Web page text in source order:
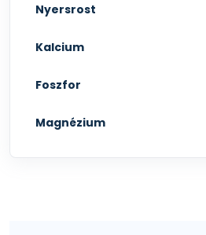
Nyersrost
Kalcium
Foszfor
Magnézium